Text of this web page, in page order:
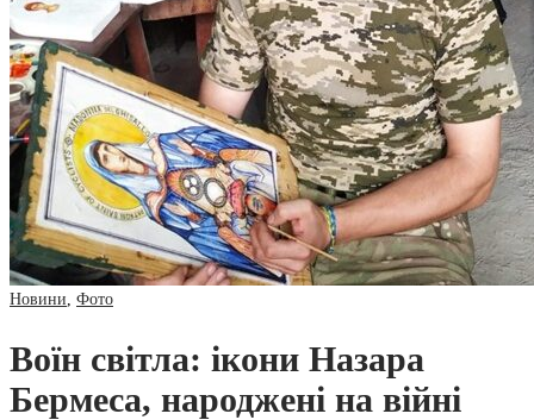
Новини Фото
Воїн світла: ікони Назара
Бермеса, народжені на війні